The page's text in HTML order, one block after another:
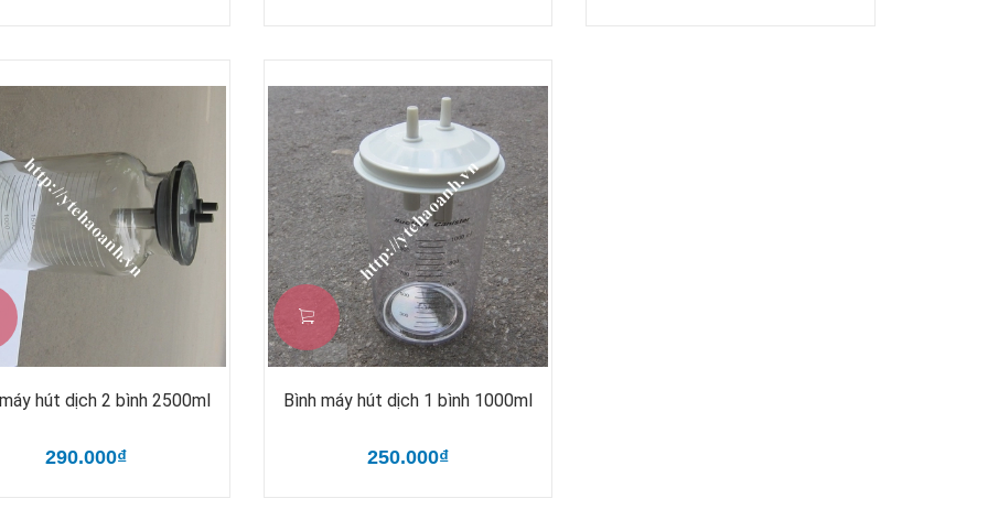
hút dịch 2 bình 2500ml
290.000₫
Bình máy hút dịch 1 bình 1000ml
250.000₫